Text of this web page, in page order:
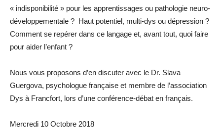
« indisponibilité » pour les apprentissages ou pathologie neuro-
développementale ? Haut potentiel, multi-dys ou dépression ?
Comment se repérer dans ce langage et, avant tout, quoi faire
pour aider l’enfant ?
Nous vous proposons d’en discuter avec le Dr. Slava
Guergova, psychologue française et membre de l’association
Dys à Francfort, lors d’une conférence-débat en français.
Mercredi 10 Octobre 2018